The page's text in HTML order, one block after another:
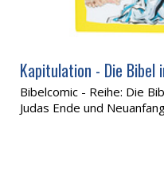
Kapitulation - Die Bibel
Bibelcomic - Reihe: Die
Judas Ende und